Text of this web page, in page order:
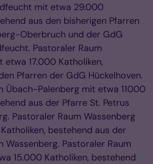
mit etwa 29.000
aus den bisherigen Pfarren
Oberbruch und der GdG
Pastoraler Raum
etwa 17.000 Katholiken,
Pfarren der GdG Hückelhoven.
Übach-Palenberg mit etwa 11000
aus der Pfarre St. Petrus
Pastoraler Raum Wassenberg
bestehend aus der
Wassenberg. Pastoraler Raum
15.000 Katholiken, bestehend